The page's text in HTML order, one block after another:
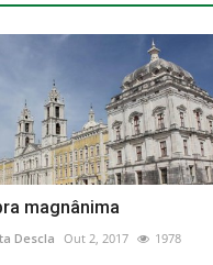
magnânima
Descla Out 2, 2017 1978